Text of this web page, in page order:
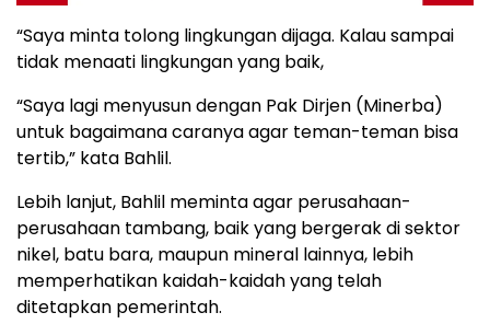
“Saya minta tolong lingkungan dijaga. Kalau sampai
tidak menaati lingkungan yang baik,
“Saya lagi menyusun dengan Pak Dirjen (Minerba)
untuk bagaimana caranya agar teman-teman bisa
tertib,” kata Bahlil.
Lebih lanjut, Bahlil meminta agar perusahaan-
perusahaan tambang, baik yang bergerak di sektor
nikel, batu bara, maupun mineral lainnya, lebih
memperhatikan kaidah-kaidah yang telah
ditetapkan pemerintah.